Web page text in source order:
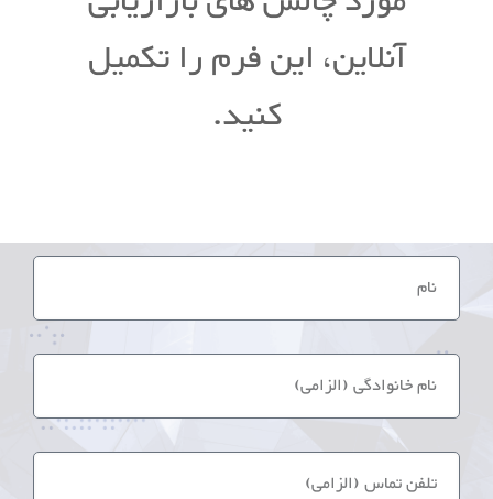
آنلاین، این فرم را تکمیل
کنید.